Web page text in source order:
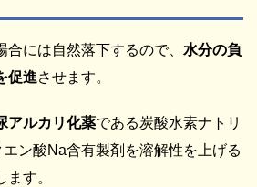
には自然落下するので、 水分の負
促進させます。
アルカリ化薬である炭酸水素ナトリ
ン酸Na含有製剤を溶解性を上げる
す。